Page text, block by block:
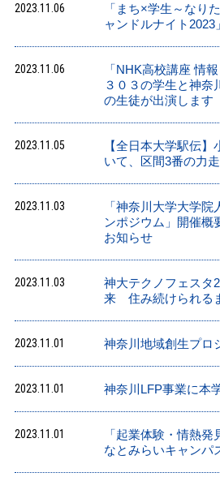
2023.11.06
「まち×学生～なり
ャンドルナイト
2023.11.06
「NHK高校講座 情
３０３の学生と神奈
の生徒が出演します
2023.11.05
【全日本大学駅伝
いて、区間3番の力走
2023.11.03
「神奈川大学大学
ンポジウム」開催概
お知らせ
2023.11.03
神大テクノフェスタ
来 住み続けられる
2023.11.01 神奈川地域創生プロ
2023.11.01 神奈川LFP事業に本
2023.11.01
「起業体験・情熱
なとみらいキャンパ